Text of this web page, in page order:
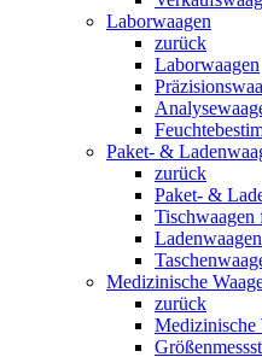
Laborwaagen
zurück
Laborwaagen
Paket- &
zurück
Paket- &
Tischwaagen
Ladenwaagen
Medizinische
zurück
Medizinische